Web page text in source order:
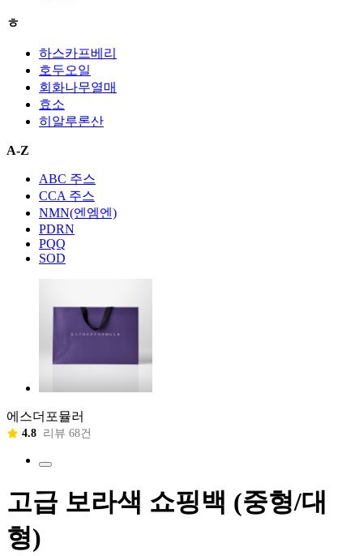
ㅎ
하스카프베리
호두오일
회화나무열매
효소
히알루론산
A-Z
ABC 주스
CCA 주스
NMN(엔엠엔)
PDRN
PQQ
SOD
에스더포뮬러
4.8 리뷰 68건
고급 보라색 쇼핑백 (중형/대
형)